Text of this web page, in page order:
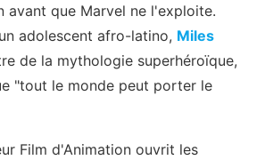
avant que Marvel ne l'exploite.
adolescent afro-latino, Miles
de la mythologie superhéroïque,
"tout le monde peut porter le
Film d'Animation ouvrit les